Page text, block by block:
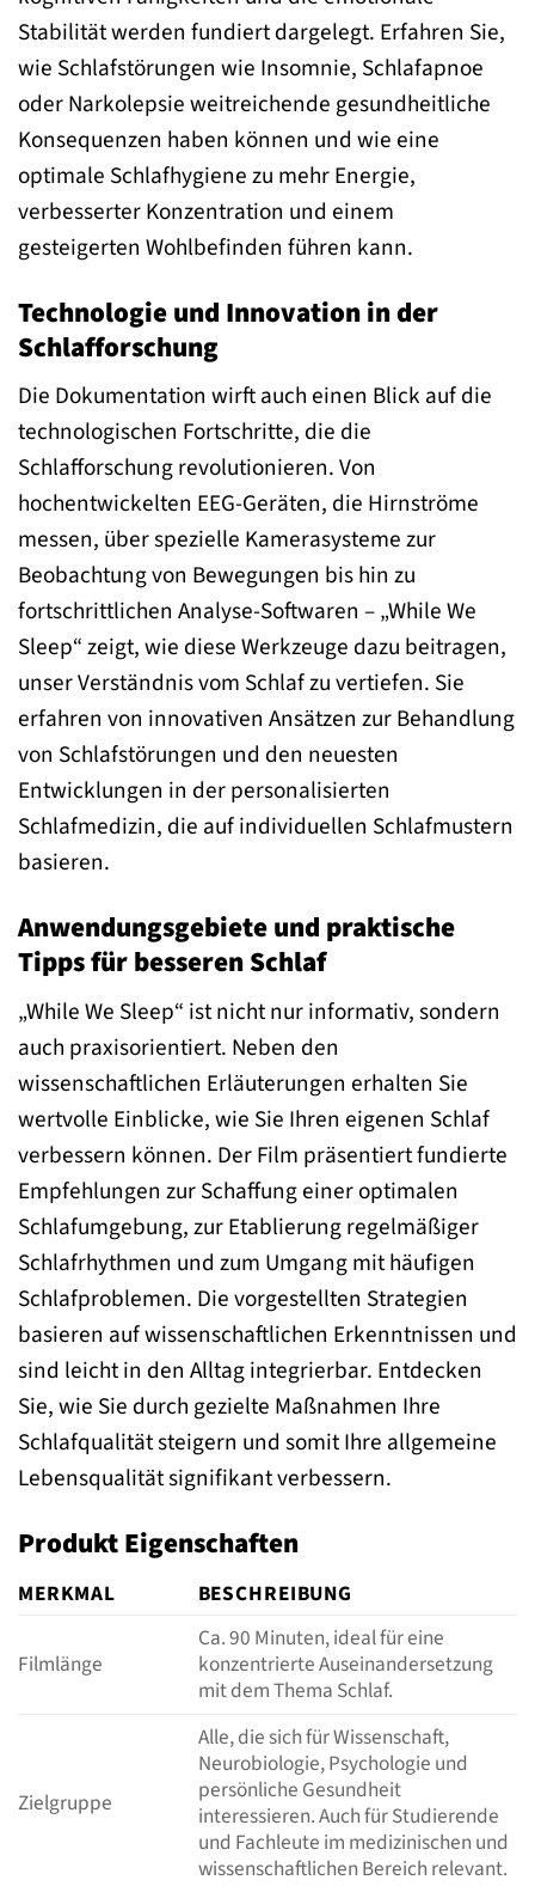
Stabilität werden fundiert dargelegt. Erfahren Sie,
wie Schlafstörungen wie Insomnie, Schlafapnoe
oder Narkolepsie weitreichende gesundheitliche
Konsequenzen haben können und wie eine
optimale Schlafhygiene zu mehr Energie,
verbesserter Konzentration und einem
gesteigerten Wohlbefinden führen kann.
Technologie und Innovation in der
Schlafforschung
Die Dokumentation wirft auch einen Blick auf die
technologischen Fortschritte, die die
Schlafforschung revolutionieren. Von
hochentwickelten EEG-Geräten, die Hirnströme
messen, über spezielle Kamerasysteme zur
Beobachtung von Bewegungen bis hin zu
fortschrittlichen Analyse-Softwaren – „While We
Sleep“ zeigt, wie diese Werkzeuge dazu beitragen,
unser Verständnis vom Schlaf zu vertiefen. Sie
erfahren von innovativen Ansätzen zur Behandlung
von Schlafstörungen und den neuesten
Entwicklungen in der personalisierten
Schlafmedizin, die auf individuellen Schlafmustern
basieren.
Anwendungsgebiete und praktische
Tipps für besseren Schlaf
„While We Sleep“ ist nicht nur informativ, sondern
auch praxisorientiert. Neben den
wissenschaftlichen Erläuterungen erhalten Sie
wertvolle Einblicke, wie Sie Ihren eigenen Schlaf
verbessern können. Der Film präsentiert fundierte
Empfehlungen zur Schaffung einer optimalen
Schlafumgebung, zur Etablierung regelmäßiger
Schlafrhythmen und zum Umgang mit häufigen
Schlafproblemen. Die vorgestellten Strategien
basieren auf wissenschaftlichen Erkenntnissen und
sind leicht in den Alltag integrierbar. Entdecken
Sie, wie Sie durch gezielte Maßnahmen Ihre
Schlafqualität steigern und somit Ihre allgemeine
Lebensqualität signifikant verbessern.
Produkt Eigenschaften
MERKMAL BESCHREIBUNG
Filmlänge
Ca. 90 Minuten, ideal für eine
konzentrierte Auseinandersetzung
mit dem Thema Schlaf.
Zielgruppe
Alle, die sich für Wissenschaft,
Neurobiologie, Psychologie und
persönliche Gesundheit
interessieren. Auch für Studierende
und Fachleute im medizinischen und
wissenschaftlichen Bereich relevant.